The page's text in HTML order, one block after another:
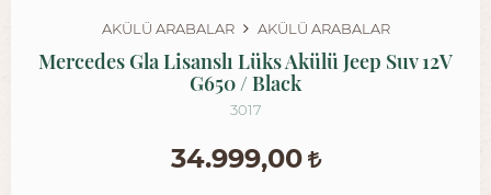
AKÜLÜ ARABALAR AKÜLÜ ARABALAR
Mercedes Gla Lisanslı Lüks Akülü Jeep Suv 12V
G650 / Black
3017
34.999,00